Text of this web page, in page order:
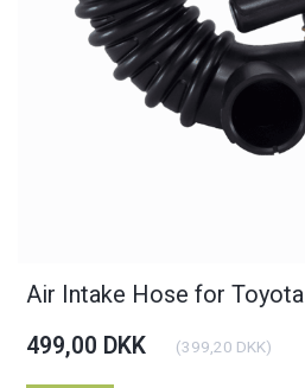
Air Intake Hose for
499,00 DKK (399,20 DKK)